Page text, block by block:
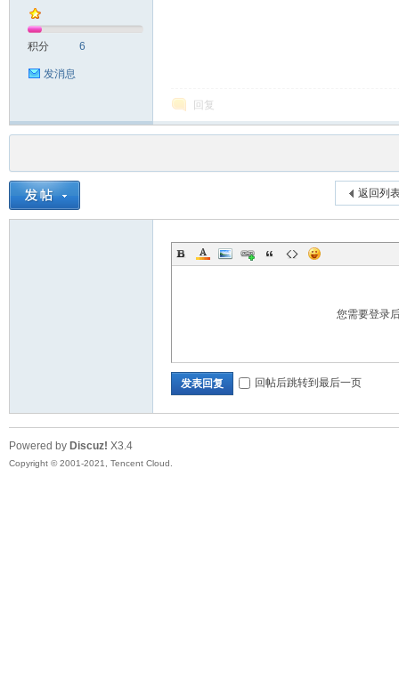
积分 6
发消息
回复
返回列
您需要登录
发表回复 回帖后跳转到最后一页
Powered by Discuz! X3.4
Copyright © 2001-2021, Tencent Cloud.